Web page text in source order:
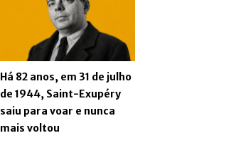
Há 82 anos, em 31 de julho
de 1944, Saint-Exupéry
saiu para voar e nunca
mais voltou